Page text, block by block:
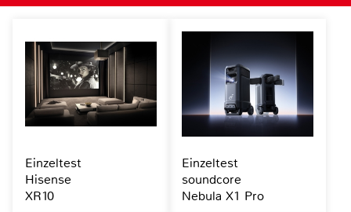
Einzeltest
Hisense
XR10
Einzeltest
soundcore
Nebula X1 Pro